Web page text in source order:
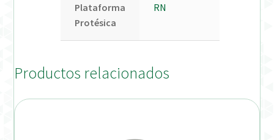
Plataforma
Protésica
RN
Productos relacionados